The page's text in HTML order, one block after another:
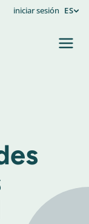
iniciar sesión ES